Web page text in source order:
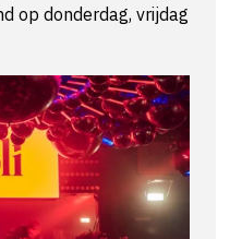
op donderdag, vrijdag